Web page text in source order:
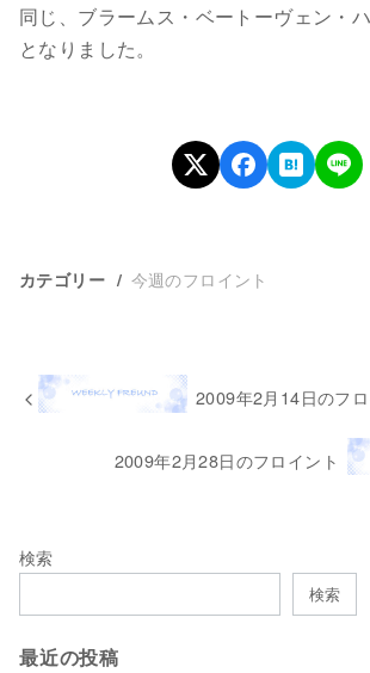
同じ、ブラームス・ベートーヴェン・
となりました。
カテゴリー 今週のフロイント
2009年2月14日のフ
2009年2月28日のフロイント
検索
検索
最近の投稿